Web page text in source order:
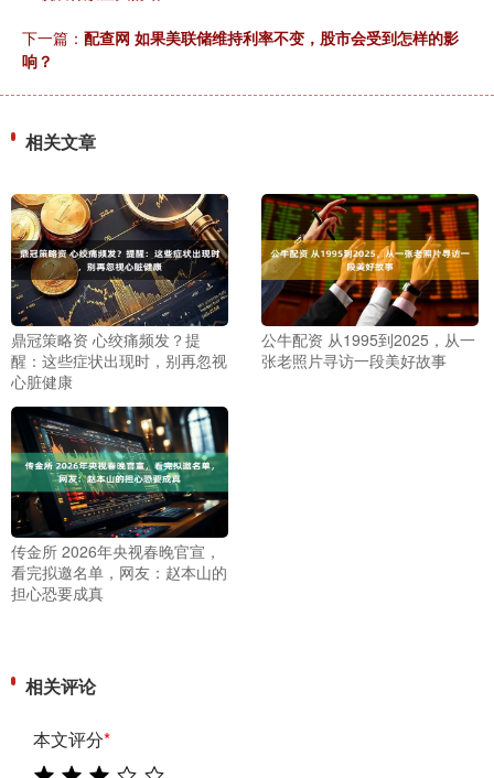
下一篇： 配查网 如果美联储维持利率不变，股市会受到怎样的影
响？
相关文章
鼎冠策略资 心绞痛频发？提
醒：这些症状出现时，别再忽视
心脏健康
公牛配资 从1995到2025，从一
张老照片寻访一段美好故事
传金所 2026年央视春晚官宣，
看完拟邀名单，网友：赵本山的
担心恐要成真
相关评论
本文评分*